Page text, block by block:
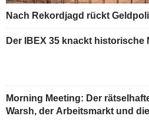
Nach Rekordjagd rückt
Der IBEX 35 knackt historische
Morning Meeting: Der
Warsh, der Arbeitsmarkt und